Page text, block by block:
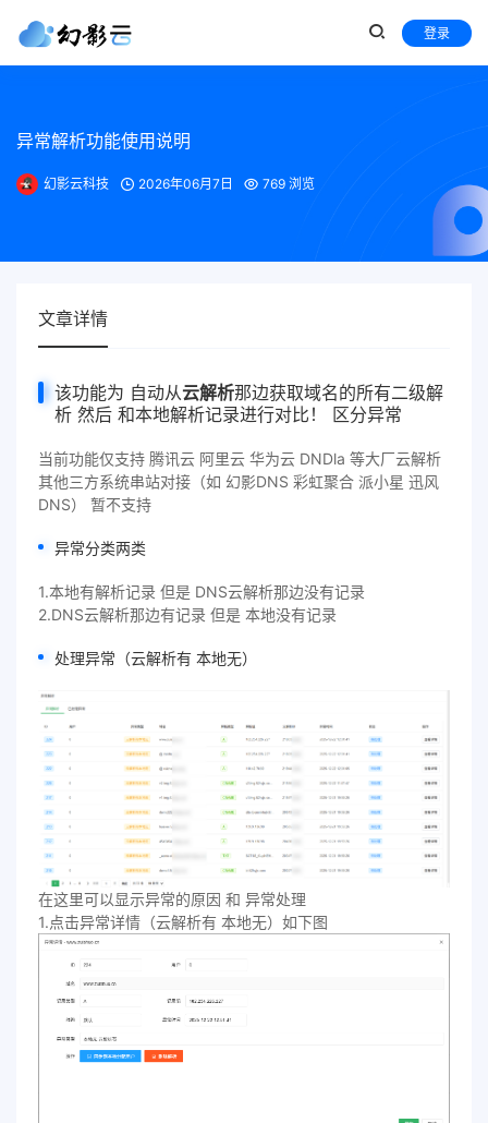
登录
异常解析功能使用说明
幻影云科技 2026年06月7日 769 浏览
文章详情
该功能为 自动从云解析那边获取域名的所有二级解
析 然后 和本地解析记录进行对比！ 区分异常
当前功能仅支持 腾讯云 阿里云 华为云 DNDla 等大厂云解析
其他三方系统串站对接（如 幻影DNS 彩虹聚合 派小星 迅风
DNS） 暂不支持
异常分类两类
1.本地有解析记录 但是 DNS云解析那边没有记录
2.DNS云解析那边有记录 但是 本地没有记录
处理异常（云解析有 本地无）
在这里可以显示异常的原因 和 异常处理
1.点击异常详情（云解析有 本地无）如下图